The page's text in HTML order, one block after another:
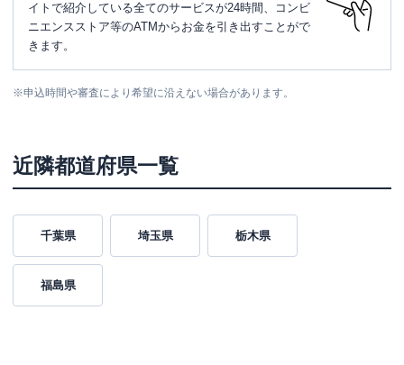
イトで紹介している全てのサービスが24時間、コンビ
ニエンスストア等のATMからお金を引き出すことがで
きます。
※申込時間や審査により希望に沿えない場合があります。
近隣都道府県一覧
千葉県 埼玉県 栃木県
福島県